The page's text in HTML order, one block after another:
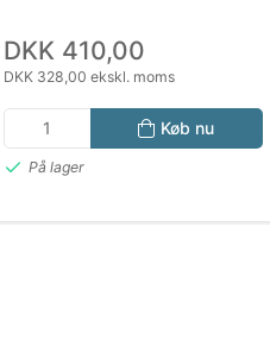
DKK 410,00
DKK 328,00 ekskl. moms
Køb nu
På lager